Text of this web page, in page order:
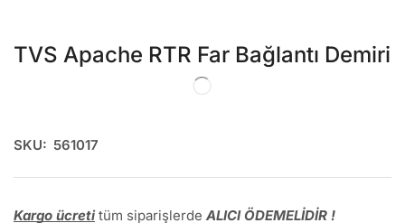
TVS Apache RTR Far Bağlantı Demiri
SKU: 561017
Kargo ücretitüm siparişlerde ALICI ÖDEMELİDİR !